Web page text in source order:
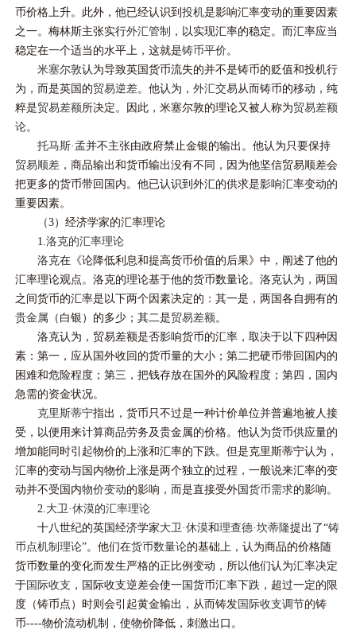
币价格上升。此外，他已经认识到投机是影响汇率变动的重要因素
之一。梅林斯主张实行外汇管制 ，以实现汇率的稳定。而汇率应当
稳定在一个适当的水平上，这就是铸币平价。
米塞尔敦认为导致英国货币流失的并不是铸币的贬值和投机行
为，而是英国的贸易逆差。他认为，外汇交易从而铸币的移动，纯
粹是贸易差额所决定。因此，米塞尔敦的理论又被人称为贸易差额
论。
托马斯·孟并不主张由政府禁止金银的输出。他认为只要保持
贸易顺差 ，商品输出和货币输出没有不同，因为他坚信贸易顺差会
把更多的货币带回国内。他已认识到外汇的供求是影响汇率变动的
重要因素。
（3）经济学家的汇率理论
1.洛克的汇率理论
洛克在《论降低利息和提高货币价值的后果》中，阐述了他的
汇率理论观点。洛克的理论基于他的货币数量论。洛克认为，两国
之间货币的汇率是以下两个因素决定的：其一是，两国各自拥有的
贵金属 （白银）的多少；其二是贸易差额。
洛克认为，贸易差额是否影响货币的汇率，取决于以下四种因
素：第一，应从国外收回的货币量的大小；第二把硬币带回国内的
困难和危险程度；第三，把钱存放在国外的风险程度；第四，国内
急需的资金状况。
克里斯蒂宁指出，货币只不过是一种计价单位并普遍地被人接
受，以便用来计算商品劳务及贵金属的价格。他认为货币供应量的
增加能同时引起物价的上涨和汇率的下跌。但是克里斯蒂宁认为，
汇率的变动与国内物价上涨是两个独立的过程，一般说来汇率的变
动并不受国内物价变动的影响，而是直接受外国货币需求的影响。
2.大卫·休漠的汇率理论
十八世纪的英国经济学家大卫·休漠和理查德·坎蒂隆提出了“铸
币点机制理论”。他们在货币数量论的基础上，认为商品的价格随
货币数量的变化而发生严格的正比例变动，所以他们认为汇率决定
于 国际收支 ，国际收支逆差会使一国货币汇率下跌，超过一定的限
度（铸币点）时则会引起黄金输出，从而铸发 国际收支调节的铸
币----物价流动机制，使物价降低，刺激出口。